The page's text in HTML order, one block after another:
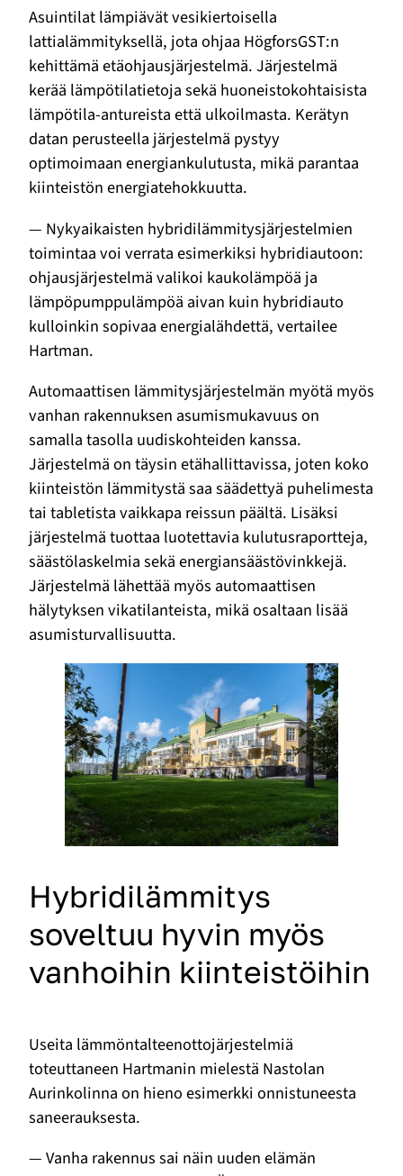
Asuintilat lämpiävät vesikiertoisella
lattialämmityksellä, jota ohjaa HögforsGST:n
kehittämä etäohjausjärjestelmä. Järjestelmä
kerää lämpötilatietoja sekä huoneistokohtaisista
lämpötila-antureista että ulkoilmasta. Kerätyn
datan perusteella järjestelmä pystyy
optimoimaan energiankulutusta, mikä parantaa
kiinteistön energiatehokkuutta.
— Nykyaikaisten hybridilämmitysjärjestelmien
toimintaa voi verrata esimerkiksi hybridiautoon:
ohjausjärjestelmä valikoi kaukolämpöä ja
lämpöpumppulämpöä aivan kuin hybridiauto
kulloinkin sopivaa energialähdettä, vertailee
Hartman.
Automaattisen lämmitysjärjestelmän myötä myös
vanhan rakennuksen asumismukavuus on
samalla tasolla uudiskohteiden kanssa.
Järjestelmä on täysin etähallittavissa, joten koko
kiinteistön lämmitystä saa säädettyä puhelimesta
tai tabletista vaikkapa reissun päältä. Lisäksi
järjestelmä tuottaa luotettavia kulutusraportteja,
säästölaskelmia sekä energiansäästövinkkejä.
Järjestelmä lähettää myös automaattisen
hälytyksen vikatilanteista, mikä osaltaan lisää
asumisturvallisuutta.
Hybridilämmitys
soveltuu hyvin myös
vanhoihin kiinteistöihin
Useita lämmöntalteenottojärjestelmiä
toteuttaneen Hartmanin mielestä Nastolan
Aurinkolinna on hieno esimerkki onnistuneesta
saneerauksesta.
— Vanha rakennus sai näin uuden elämän